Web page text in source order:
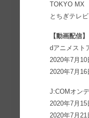
TOKYO
とちぎテ
【動画配信】
dアニメ
2020年7月
2020年7月
J:COMオン
2020年7月
2020年7月